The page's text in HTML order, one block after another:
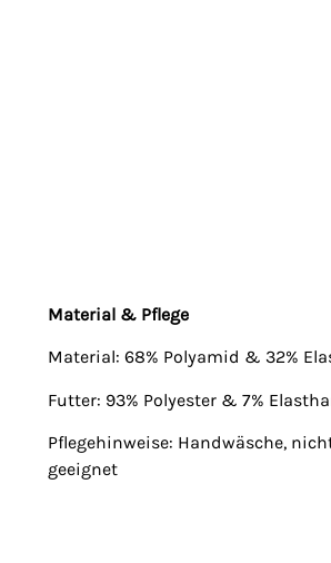
Material & Pflege
Material: 68% Polyamid & 32%
Futter: 93% Polyester & 7%
Pflegehinweise: Handwäsche,
geeignet